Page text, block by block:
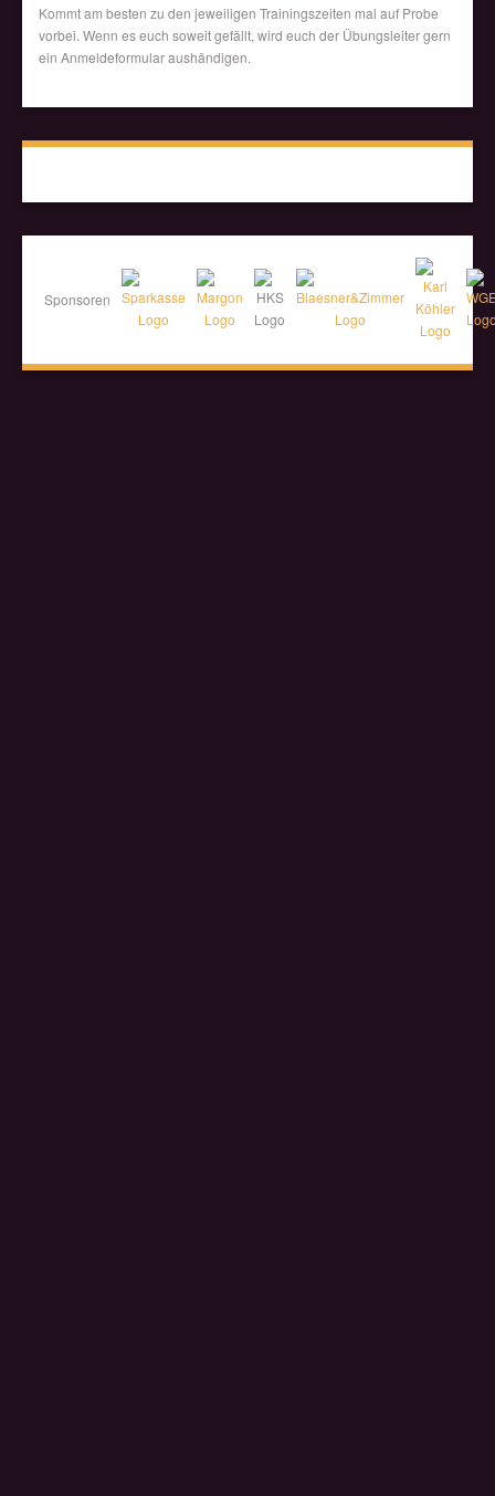
Kommt am besten zu den jeweiligen Trainingszeiten mal auf Probe
vorbei. Wenn es euch soweit gefällt, wird euch der Übungsleiter gern
ein Anmeldeformular aushändigen.
Sponsoren